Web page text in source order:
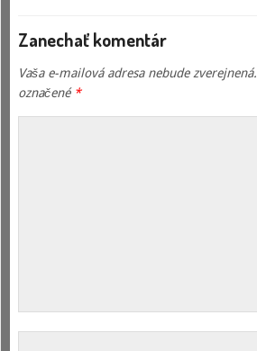
Zanechať komentár
Vaša e-mailová adresa nebude zverejnená.
označené *